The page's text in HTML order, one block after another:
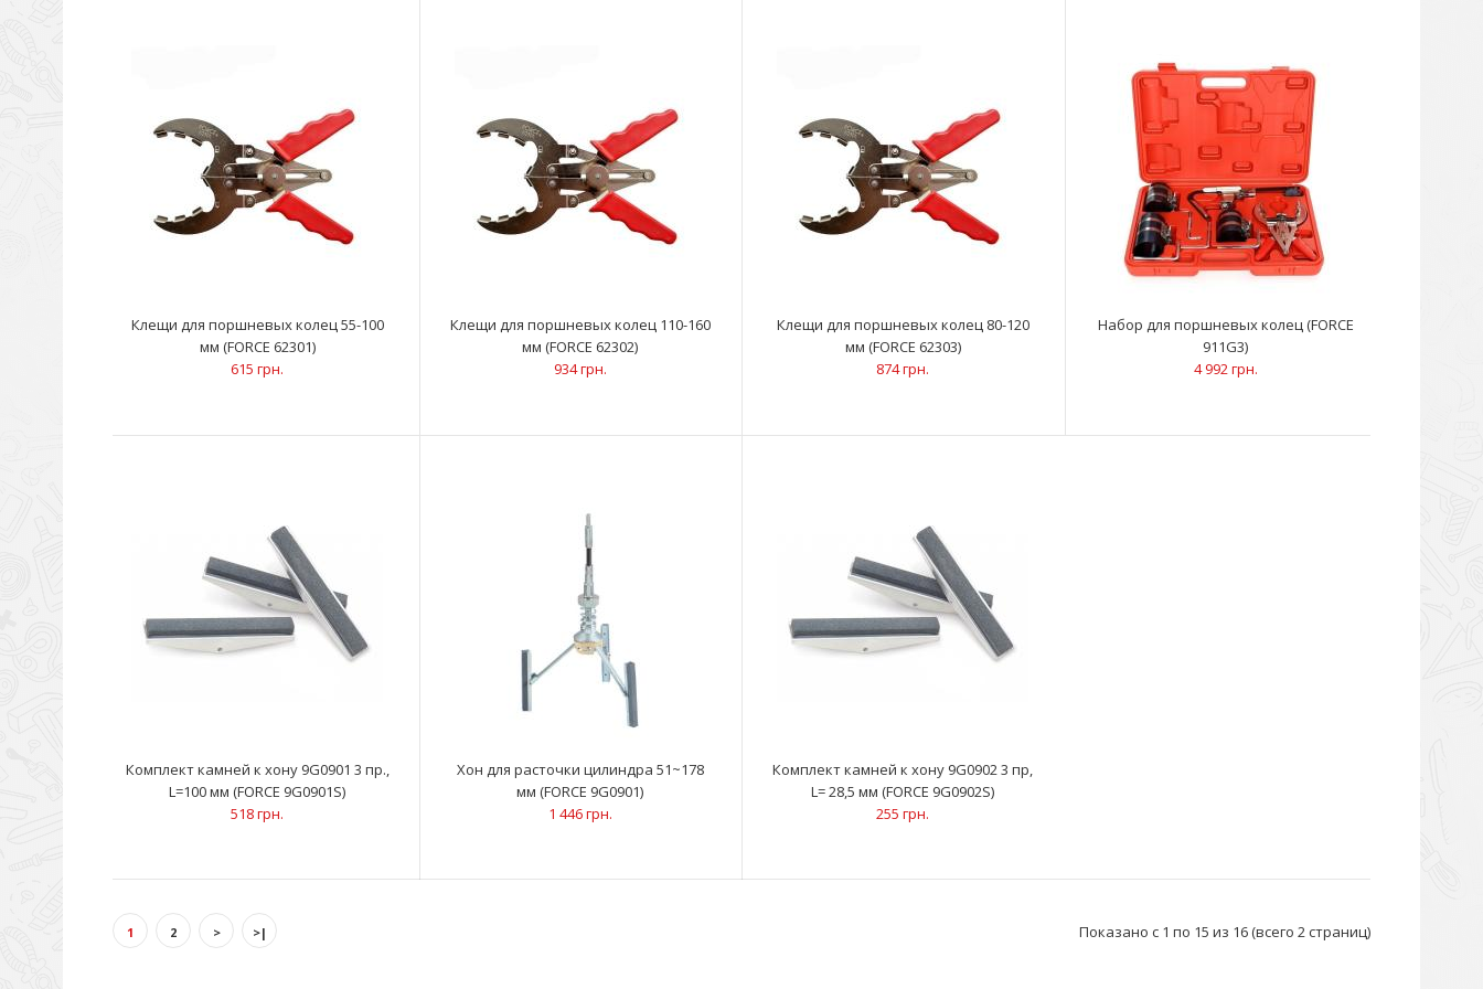
Набор оправок поршневых колец 73-111
мм, 124-130 мм (FORCE 62006)
2 853 грн.
ОписаниеПредназначен для установки колец от 73 - 130 ммМеханизм
трещотки позволяет сжимать с небольш..
1 687 грн.
Оправка поршневых колец 53-125 мм, Н=75
мм (FORCE 6203125)
ОписаниеПрименяются для сжатия поршневых колец при установке
Клещи для поршневых колец 55-100
мм (FORCE 62301)
615 грн.
Клещи для поршневых колец 110-160
мм (FORCE 62302)
934 грн.
Клещи для поршневых колец 80-120
мм (FORCE 62303)
874 грн.
Набор для поршневых колец (FORCE
911G3)
4 992 грн.
Комплект камней к хону 9G0901 3 пр.,
L=100 мм (FORCE 9G0901S)
518 грн.
Хон для расточки цилиндра 51~178
мм (FORCE 9G0901)
1 446 грн.
Комплект камней к хону 9G0902 3 пр,
L= 28,5 мм (FORCE 9G0902S)
255 грн.
1 2 > >| Показано с 1 по 15 из 16 (всего 2 страниц)